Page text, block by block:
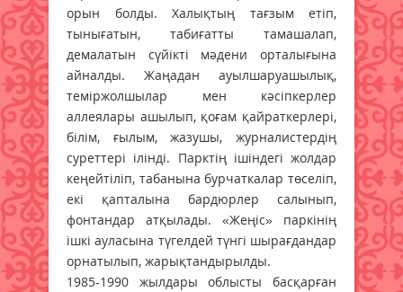
орын болды. Халықтың тағзым етіп,
тынығатын, табиғатты тамашалап,
демалатын сүйікті мәдени орталығына
айналды. Жаңадан ауылшаруашылық,
теміржолшылар мен кәсіпкерлер
аллеялары ашылып, қоғам қайраткерлері,
білім, ғылым, жазушы, журналистердің
суреттері ілінді. Парктің ішіндегі жолдар
кеңейтіліп, табанына бурчаткалар төселіп,
екі қапталына бардюрлер салынып,
фонтандар атқылады. «Жеңіс» паркінің
ішкі ауласына түгелдей түнгі шырағдандар
орнатылып, жарықтандырылды.
1985-1990 жылдары облысты басқарған